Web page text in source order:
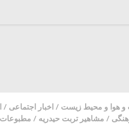
و هوا و محیط زیست / اخبار اجتماعی /
/ مشاهیر تربت حیدریه / مطبوعات